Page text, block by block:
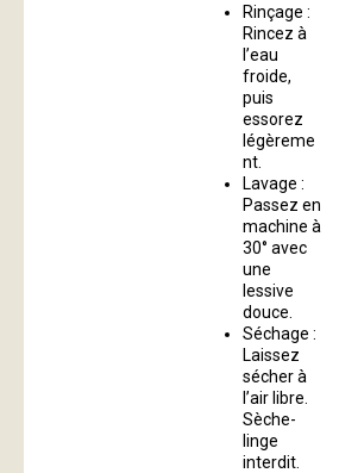
Rinçage :
Rincez à
l’eau
froide,
puis
essorez
légèreme
nt.
Lavage :
Passez en
machine à
30° avec
une
lessive
douce.
Séchage :
Laissez
sécher à
l’air libre.
Sèche-
linge
interdit.